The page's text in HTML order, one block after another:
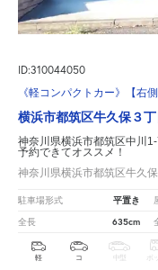
ID:310044050
《軽コンパクトカー》【右
横浜市都筑区牛久保３
神奈川県横浜市都筑区中川
予約できてオススメ！
神奈川県横浜市都筑区牛久
駐車場形式 平置き
全長 635cm
軽 コ 中型 ボ